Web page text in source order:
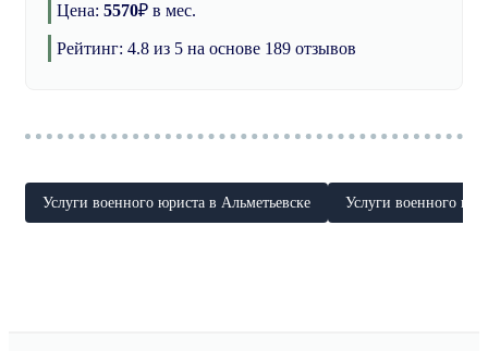
Цена: 5570₽ в мес.
Рейтинг: 4.8 из 5 на основе 189 отзывов
Услуги военного юриста в Альметьевске Услуги военного